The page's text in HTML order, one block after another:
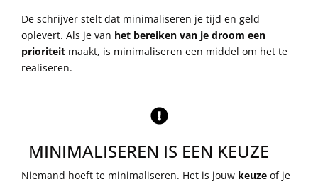
De schrijver stelt dat minimaliseren je tijd en geld
oplevert. Als je van het bereiken van je droom een
prioriteit maakt, is minimaliseren een middel om het te
realiseren.
MINIMALISEREN IS EEN KEUZE
Niemand hoeft te minimaliseren. Het is jouw keuze of je